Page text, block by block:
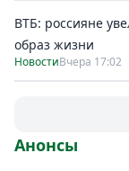
ВТБ: россияне
образ жизни
НовостиВчера 17:02
Анонсы